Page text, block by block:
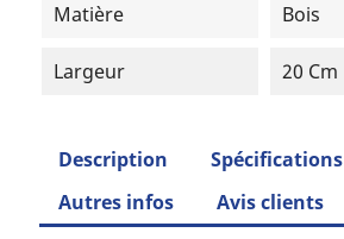
Matière Bois
Largeur 20 Cm
Description Spécifications
Autres infos
Avis clients